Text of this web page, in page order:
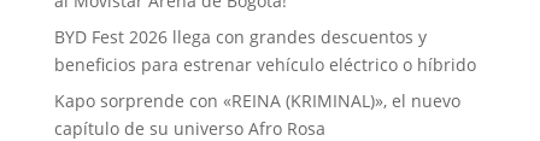
BYD Fest 2026 llega con grandes descuentos y
beneficios para estrenar vehículo eléctrico o híbrido
Kapo sorprende con «REINA (KRIMINAL)», el nuevo
capítulo de su universo Afro Rosa